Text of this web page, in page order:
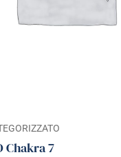
Chakra 7